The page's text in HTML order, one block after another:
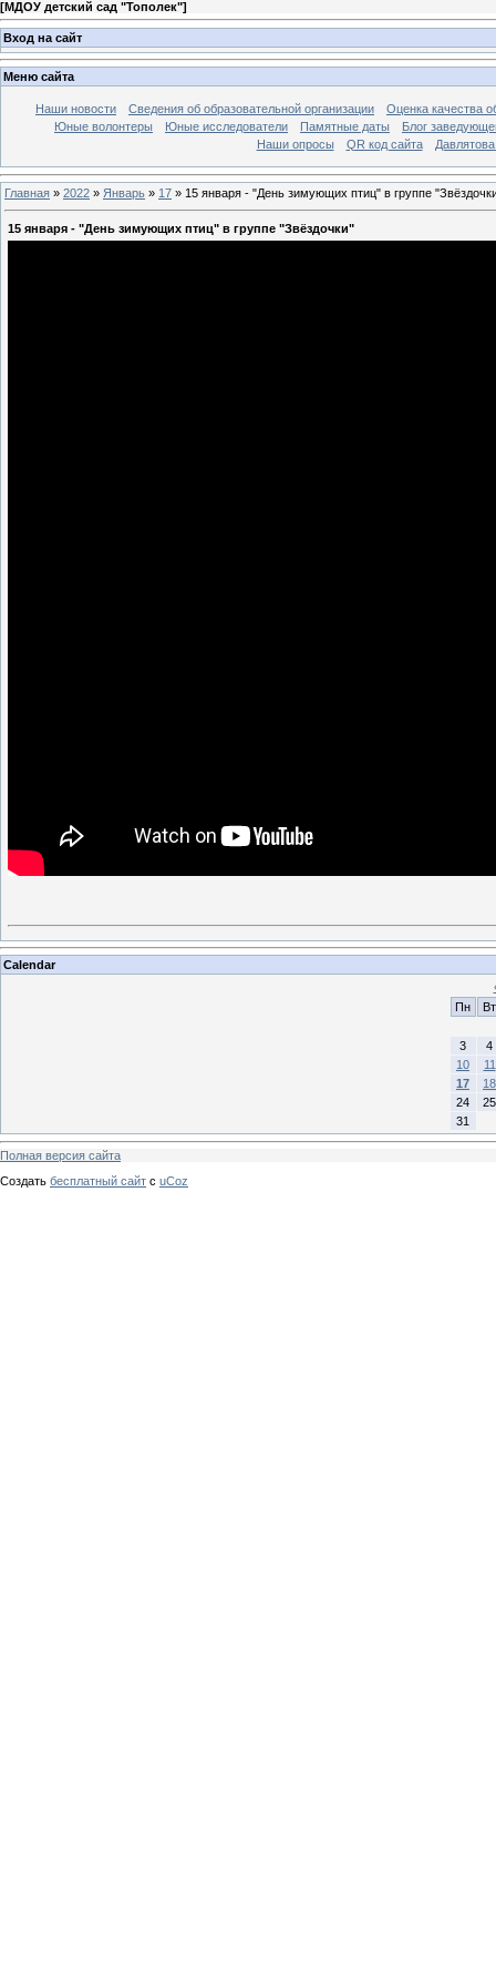
[МДОУ детский сад "Тополек"]
Вход на сайт
Меню сайта
Наши новости Сведения об образовательной организации
Оценка качества
Юные волонтеры
Юные исследователи Памятные даты
Блог
Наши опросы
QR код сайта
Главная » 2022 » Январь » 17 » 15 января - "День зимующих птиц" в группе
15 января - "День зимующих птиц" в группе "Звёздочки"
Calendar
Пн
Вт
3
4
10
11
17
18
24
25
31
Полная версия сайта
Создать бесплатный сайт с uCoz